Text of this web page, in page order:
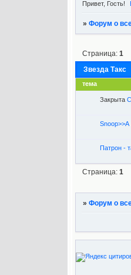
Привет, Гость!
» Форум о
Звезда Такс
Страница: 1
тема
Закрыта
Патрон -
Страница: 1
» Форум о